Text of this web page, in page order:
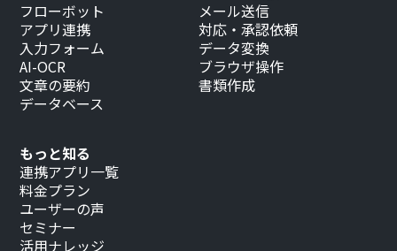
もっと知る
連携アプリ一覧
料金プラン
ユーザーの声
セミナー
活用ナレッジ
フローボット
アプリ連携
入力フォーム
AI-OCR
文章の要約
データベース
メール送信
対応・承認依頼
データ変換
ブラウザ操作
書類作成